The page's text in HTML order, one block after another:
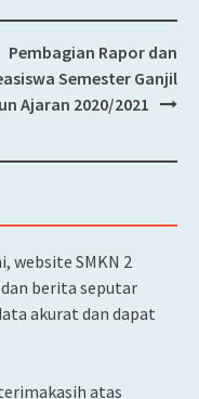
Pembagian Rapor dan
Semester Ganjil
Ajaran 2020/2021
website SMKN 2
berita seputar
akurat dan dapat
atas